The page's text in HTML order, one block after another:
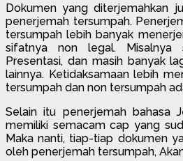
Dokumen yang diterjemahkan
penerjemah tersumpah.
tersumpah lebih banyak
sifatnya non legal. Misalnya
Presentasi, dan masih banyak
lainnya. Ketidaksamaan lebih
tersumpah dan non tersumpah
Selain itu penerjemah bahasa
memiliki semacam cap yang
Maka nanti, tiap-tiap dokumen
oleh penerjemah tersumpah,